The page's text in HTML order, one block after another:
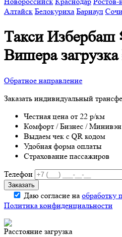
Алтайск Белокуриха Барнаул
Такси
Вишеразагрузка
Обратное направление
Заказать индивидуальный
Честная цена от 22 р/км
Комфорт / Бизнес / Минивэн
Выдаем чек с QR кодом
Удобная форма оплаты
Страхование пассажиров
Телефон
Даю согласие на обработку
Политика конфиденциальности
Расстояние загрузка